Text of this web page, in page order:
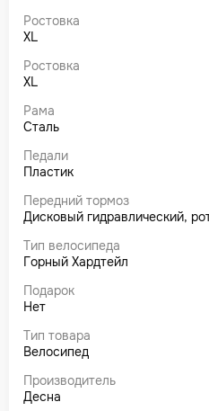
Ростовка
XL
Ростовка
XL
Рама
Сталь
Педали
Пластик
Передний тормоз
Дисковый гидравлический,
Тип велосипеда
Горный Хардтейл
Подарок
Нет
Тип товара
Велосипед
Производитель
Десна